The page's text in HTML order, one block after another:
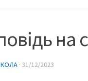
на
· 31/12/2023